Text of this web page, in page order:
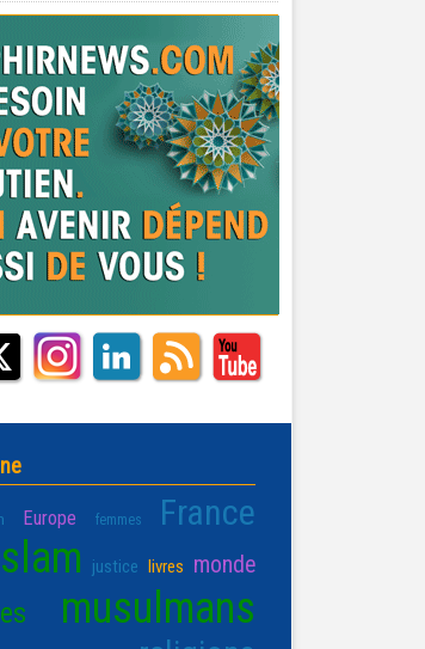
Europe femmes France
justice livres monde
musulmans